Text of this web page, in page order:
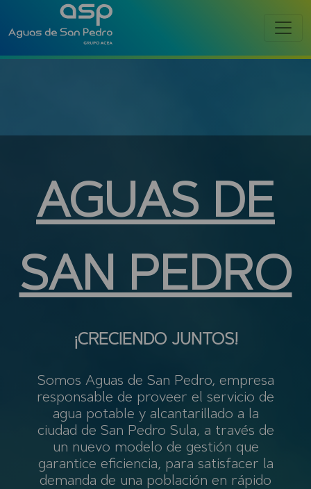
AGUAS DE
SAN PEDRO
¡CRECIENDO JUNTOS!
Somos Aguas de San Pedro, empresa
responsable de proveer el servicio de
agua potable y alcantarillado a la
ciudad de San Pedro Sula, a través de
un nuevo modelo de gestión que
garantice eficiencia, para satisfacer la
demanda de una población en rápido